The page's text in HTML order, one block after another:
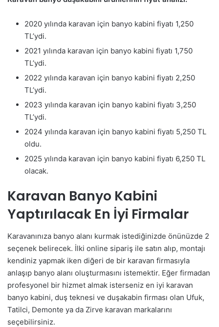
2020 yılında karavan için banyo kabini fiyatı 1,250
TL’ydi.
2021 yılında karavan için banyo kabini fiyatı 1,750
TL’ydi.
2022 yılında karavan için banyo kabini fiyatı 2,250
TL’ydi.
2023 yılında karavan için banyo kabini fiyatı 3,250
TL’ydi.
2024 yılında karavan için banyo kabini fiyatı 5,250 TL
oldu.
2025 yılında karavan için banyo kabini fiyatı 6,250 TL
olacak.
Karavan Banyo Kabini
Yaptırılacak En İyi Firmalar
Karavanınıza banyo alanı kurmak istediğinizde önünüzde 2
seçenek belirecek. İlki online sipariş ile satın alıp, montajı
kendiniz yapmak iken diğeri de bir karavan firmasıyla
anlaşıp banyo alanı oluşturmasını istemektir. Eğer firmadan
profesyonel bir hizmet almak isterseniz en iyi karavan
banyo kabini, duş teknesi ve duşakabin firması olan Ufuk,
Tatilci, Demonte ya da Zirve karavan markalarını
seçebilirsiniz.